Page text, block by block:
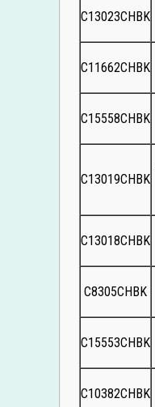
C13023CHBK
C11662CHBK
C15558CHBK
C13019CHBK
C13018CHBK
C8305CHBK
C15553CHBK
C10382CHBK